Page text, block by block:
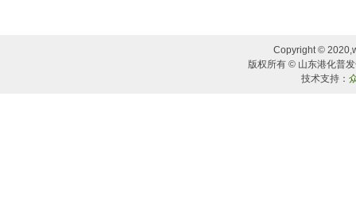
Copyright ©
版权所有 © 山东港化普
技术支持：